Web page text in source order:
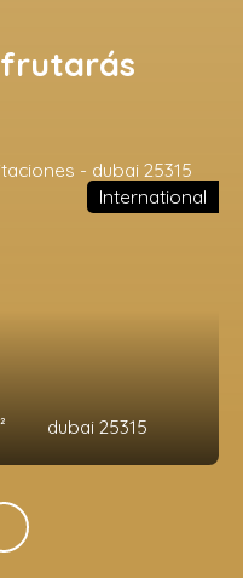
dubai 25315
International